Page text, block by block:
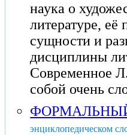
наука о
литературе, её
сущности и
дисциплины
Современное
собой очень
энциклопедическом